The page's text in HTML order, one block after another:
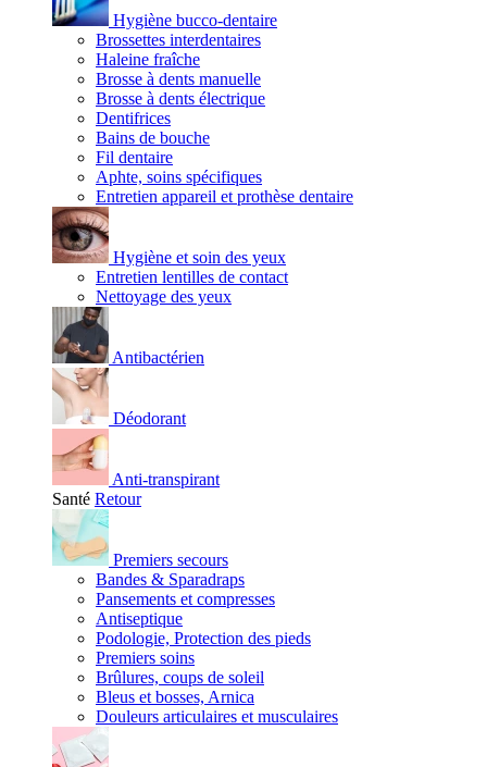
Hygiène bucco-dentaire
Brossettes interdentaires
Haleine fraîche
Brosse à dents manuelle
Brosse à dents électrique
Dentifrices
Bains de bouche
Fil dentaire
Aphte, soins spécifiques
Entretien appareil et prothèse dentaire
Hygiène et soin des yeux
Entretien lentilles de contact
Nettoyage des yeux
Antibactérien
Déodorant
Anti-transpirant
Santé Retour
Premiers secours
Bandes & Sparadraps
Pansements et compresses
Antiseptique
Podologie, Protection des pieds
Premiers soins
Brûlures, coups de soleil
Bleus et bosses, Arnica
Douleurs articulaires et musculaires